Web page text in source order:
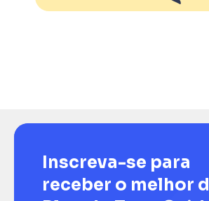
Inscreva-se para
receber o melhor